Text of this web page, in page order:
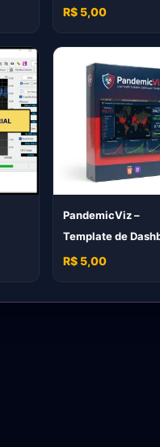
Dashboard
R$ 5,00
PandemicViz –
Template de
para Estatísticas de
Tempo Real
R$ 5,00